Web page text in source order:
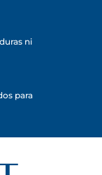
ni
para